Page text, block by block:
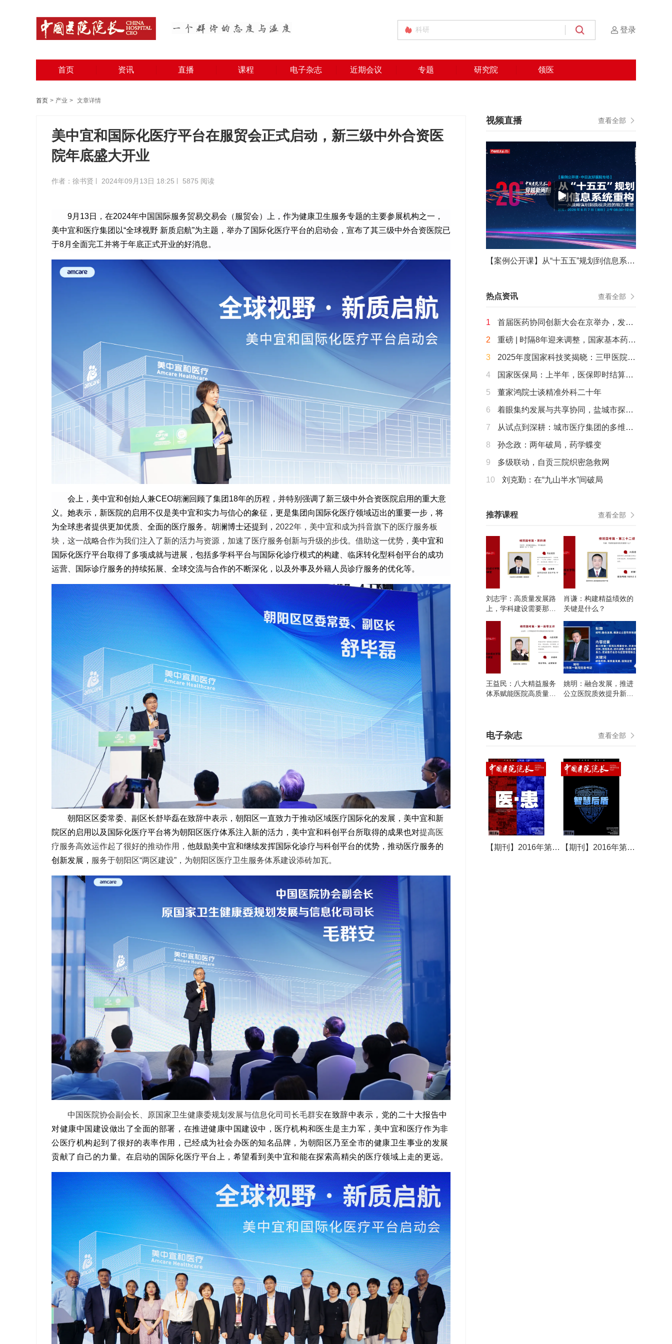
登录
首页 资讯 直播 课程 电子杂志 近期会议 专题 研究院 领医
首页 > 产业 > 文章详情
美中宜和国际化医疗平台在服贸会正式启动，新三级中外合资医
院年底盛大开业
作者：徐书贤 2024年09月13日 18:25 5875 阅读
9月13日，在2024年中国国际服务贸易交易会（服贸会） 上， 作为健康卫生服务专题的主要参展机构之一 ，
美中宜和医疗集团以“全球视野 新质启航”为主题，举办了国际化医疗平台的启动会，宣布了其三级中外合资医院已
于8月全面完工并将于年底正式开业的好消息。
会上，美中宜和创始人兼CEO胡澜回顾了集团18年的历程，并特别强调了新三级中外合资医院 启用 的重大意
义。她表示， 新医院的启用不仅是美中宜和实力与信心的象征，更是集团向国际化医疗领域迈出的重要一步，将
为全球患者提供更加优质、全面的医疗服务。胡澜博士还提到， 2022年，美中宜和成为抖音旗下的医疗服务板
块 ， 这一战略合作为我们注入了新的活力与资源，加速了医疗服务创新与升级的步伐。 借助这一优势， 美中宜和
国际化医疗平台取得了多项成就与进展，包括多学科平台与国际化诊疗模式的构建、临床转化型科创平台的成功
运营、国际诊疗服务的持续拓展、全球交流与合作的不断深化，以及外事及外籍人员诊疗服务的优化等。
朝阳区区委常委、副区长舒毕磊在致辞中表示，朝阳区一直致力于推动区域医疗国际化的发展，美中宜和新
院区的启用以及国际化医疗平台将为朝阳区医疗体系注入新的活力，美中宜和科创平台所取得的成果也对提高医
疗服务高效运作起了很好的推动作用 ， 他鼓励美中宜和继续发挥国际化诊疗与科创平台的优势，推动医疗服务的
创新发展 ， 服务于朝阳区“两区建设”，为朝阳区医疗卫生服务体系建设添砖加瓦。
中国医院协会副会长、原国家卫生健康委规划发展与信息化司司长毛群安在致辞中表示，党的二十大报告中
对健康中国建设做出了全面的部署，在推进健康中国建设中，医疗机构和医生是主力军，美中宜和医疗作为非
公医疗机构起到了很好的表率作用，已经成为社会办医的知名品牌，为朝阳区乃至全市的健康卫生事业的发展
贡献了自己的力量。在启动的国际化医疗平台上，希望看到美中宜和能在探索高精尖的医疗领域上走的更远。
视频直播 查看全部
【案例公开课】从“十五五”规划到信息系统重构——从战略谋划到战役决胜的能力重塑
热点资讯 查看全部
1
首届医药协同创新大会在京举办，发
速营”
2
重磅 | 时隔8年迎来调整，国家基本药物
3
2025年度国家科技奖揭晓：三甲医院牵
4
国家医保局：上半年，医保即时结算已
元，长护险覆盖达3.2亿人……
5 董家鸿院士谈精准外科二十年
6
着眼集约发展与共享协同，盐城市探路
7
从试点到深耕：城市医疗集团的多维探
8
孙念政：两年破局，药学蝶变
9 多级联动，自贡三院织密急救网
10 刘克勤：在“九山半水”间破局
推荐课程 查看全部
刘志宇：高质量发展路
上，学科建设需要那
肖谦：构建精益绩效的
关键是什么？
王益民：八大精益服务
体系赋能医院高质量发
姚明：融合发展，推进
公立医院质效提升新功
电子杂志 查看全部
【期刊】2016年第15期 【期刊】2016年第16期